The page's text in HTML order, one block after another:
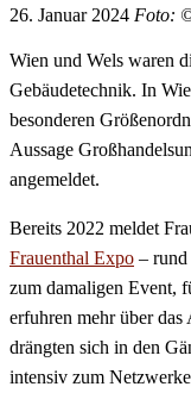
26. Januar 2024 Foto:
Wien und Wels waren
Gebäudetechnik. In
besonderen
Aussage
angemeldet.
Bereits 2022 meldet
Frauenthal Expo – rund
zum damaligen Event,
erfuhren mehr über
drängten sich in den
intensiv zum